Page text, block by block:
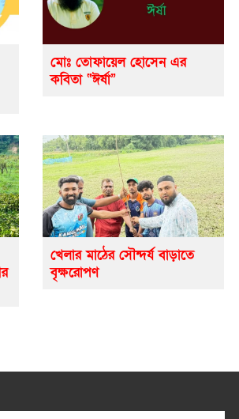
মোঃ তোফায়েল হোসেন এর
কবিতা “ঈর্ষা”
খেলার মাঠের সৌন্দর্য বাড়াতে
বৃক্ষরোপণ